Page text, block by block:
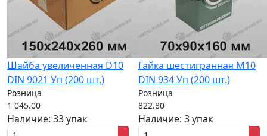
Шайба увеличенная D10
DIN 9021 Уп (200 шт.)
Розница
1 045.00
Наличие: 33 упак
Гайка шестигранная M10
DIN 934 Уп (200 шт.)
Розница
822.80
Наличие: 3 упак